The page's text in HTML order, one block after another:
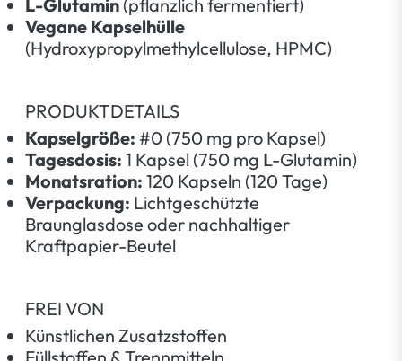
L-Glutamin (pflanzlich fermentiert)
Vegane Kapselhülle
(Hydroxypropylmethylcellulose, HPMC)
PRODUKTDETAILS
Kapselgröße: #0 (750 mg pro Kapsel)
Tagesdosis: 1 Kapsel (750 mg L-Glutamin)
Monatsration: 120 Kapseln (120 Tage)
Verpackung: Lichtgeschützte
Braunglasdose oder nachhaltiger
Kraftpapier-Beutel
FREI VON
Künstlichen Zusatzstoffen